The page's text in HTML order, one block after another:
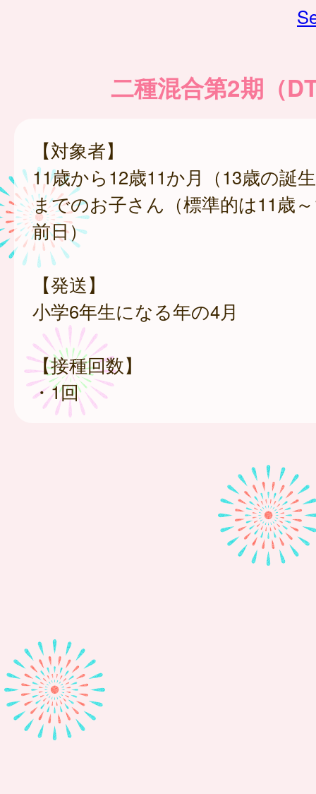
二種混合第2期（
【対象者】
11歳から12歳11か月（13歳の誕
までのお子さん（標準的は11歳
前日）
【発送】
小学6年生になる年の4月
【接種回数】
・1回